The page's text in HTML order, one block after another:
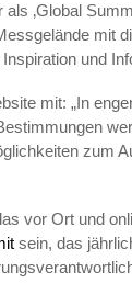
‚Global
mit
und
mit: „In
zum
vor Ort und
sein, das